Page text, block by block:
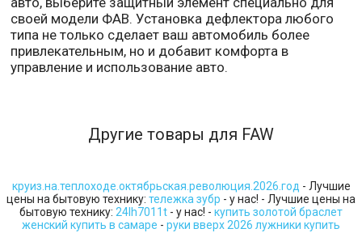
своей модели ФАВ. Установка дефлектора любого
типа не только сделает ваш автомобиль более
привлекательным, но и добавит комфорта в
управление и использование авто.
Другие товары для FAW
круиз.на.теплоходе.октябрьская.революция.2026.год - Лучшие
цены на бытовую технику: тележка зубр - у нас! - Лучшие цены на
бытовую технику: 24lh7011t - у нас! - купить золотой браслет
женский купить в самаре - руки вверх 2026 лужники купить